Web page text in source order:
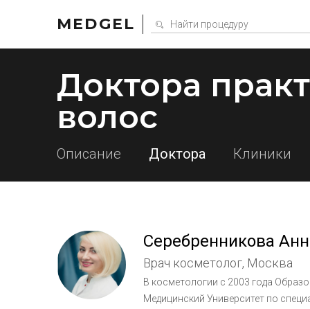
MEDGEL
Доктора
волос
Описание Доктора Клиники
Серебренникова
Врач косметолог, Москва
В косметологии с 2003 года Образование: В 2003 году окончила Российский Государсвенной
Медицинский Университет по